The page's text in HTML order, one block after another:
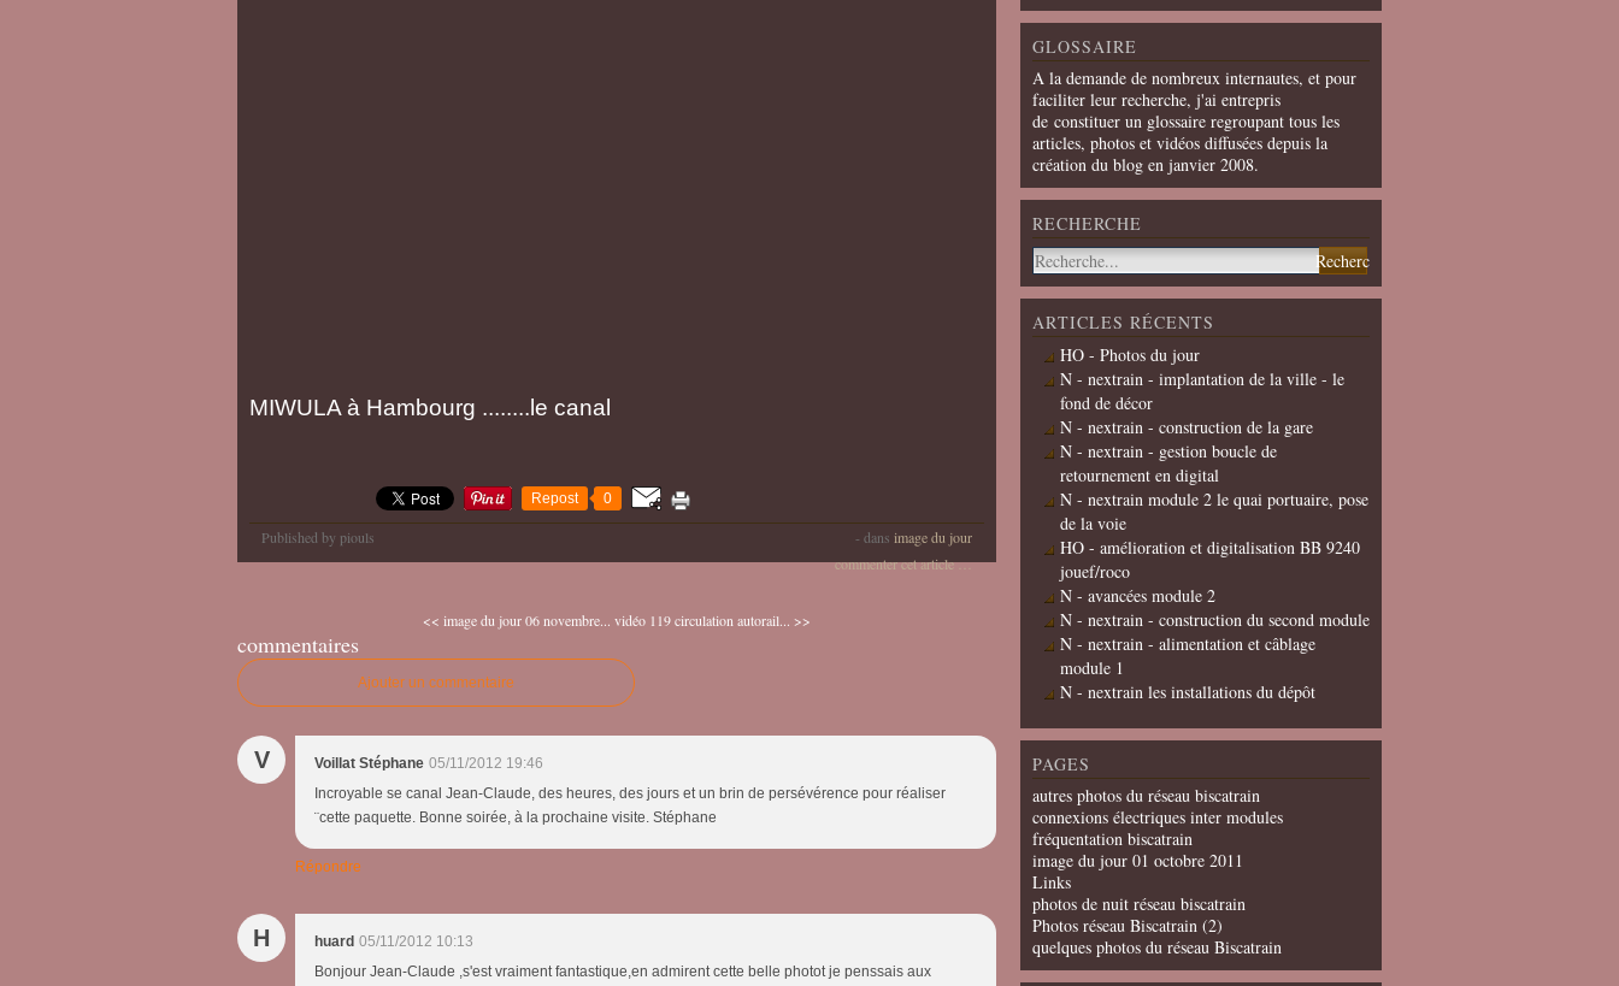
MIWULA à Hambourg ........le canal
Repost 0
Published by piouls - dans image du jour
commenter cet article…
<< image du jour 06 novembre... vidéo 119 circulation autorail... >>
commentaires
Ajouter un commentaire
V Voillat Stéphane 05/11/2012 19:46
Incroyable se canal Jean-Claude, des heures, des jours et un brin de persévérence pour réaliser
¨cette paquette. Bonne soirée, à la prochaine visite. Stéphane
Répondre
H huard 05/11/2012 10:13
Bonjour Jean-Claude ,s'est vraiment fantastique,en admirent cette belle photot je penssais aux
GLOSSAIRE
A la demande de nombreux internautes, et pour
faciliter leur recherche, j'ai entrepris
de constituer un glossaire regroupant tous les
articles, photos et vidéos diffusées depuis la
création du blog en janvier 2008.
RECHERCHE
ARTICLES RÉCENTS
HO - Photos du jour
N - nextrain - implantation de la ville - le
fond de décor
N - nextrain - construction de la gare
N - nextrain - gestion boucle de
retournement en digital
N - nextrain module 2 le quai portuaire, pose
de la voie
HO - amélioration et digitalisation BB 9240
jouef/roco
N - avancées module 2
N - nextrain - construction du second module
N - nextrain - alimentation et câblage
module 1
N - nextrain les installations du dépôt
PAGES
autres photos du réseau biscatrain
connexions électriques inter modules
fréquentation biscatrain
image du jour 01 octobre 2011
Links
photos de nuit réseau biscatrain
Photos réseau Biscatrain (2)
quelques photos du réseau Biscatrain